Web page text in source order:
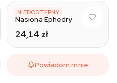
NIEDOSTĘPNY
AZARIUS
Nasiona Ephedry
24,14 zł
Powiadom mnie